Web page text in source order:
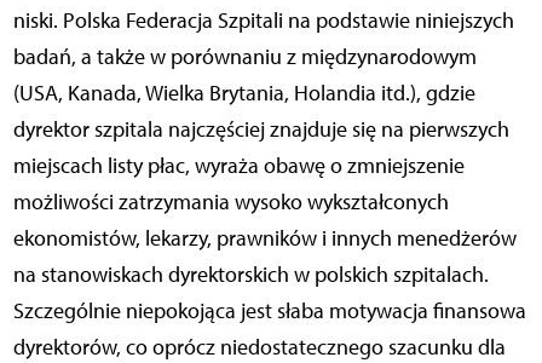
niski. Polska Federacja Szpitali na podstawie niniejszych
badań, a także w porównaniu z międzynarodowym
(USA, Kanada, Wielka Brytania, Holandia itd.), gdzie
dyrektor szpitala najczęściej znajduje się na pierwszych
miejscach listy płac, wyraża obawę o zmniejszenie
możliwości zatrzymania wysoko wykształconych
ekonomistów, lekarzy, prawników i innych menedżerów
na stanowiskach dyrektorskich w polskich szpitalach.
Szczególnie niepokojąca jest słaba motywacja finansowa
dyrektorów, co oprócz niedostatecznego szacunku dla